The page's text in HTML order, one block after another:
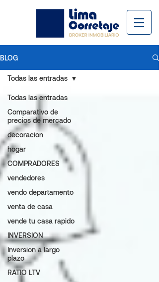
BLOG
Todas las entradas
Comparativo de
precios de mercado
decoracion
hogar
COMPRADORES
vendedores
vendo departamento
venta de casa
vende tu casa rapido
INVERSION
Inversion a largo
plazo
RATIO LTV
Todas las entradas